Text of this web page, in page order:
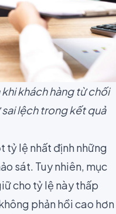
khi khách hàng từ chối
sai lệch trong kết quả
tỷ lệ nhất định những
sát. Tuy nhiên, mục
cho tỷ lệ này thấp
phản hồi cao hơn